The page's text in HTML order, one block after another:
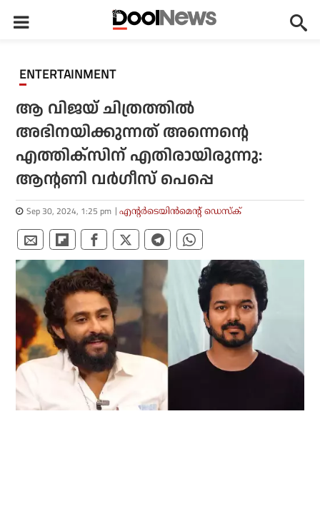
ENTERTAINMENT
ആ വിജയ് ചിത്രത്തിൽ
അഭിനയിക്കുന്നത് അന്നെന്റെ
എത്തിക്സിന് എതിരായിരുന്നു:
ആന്റണി വർഗീസ് പെപ്പെ
Sep 30, 2024, 1:25 pm എന്റര്‍ടെയിന്‍മെന്റ് ഡെസ്‌ക്